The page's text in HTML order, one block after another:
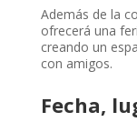
Además de la
ofrecerá una
creando un
con amigos.
Fecha,